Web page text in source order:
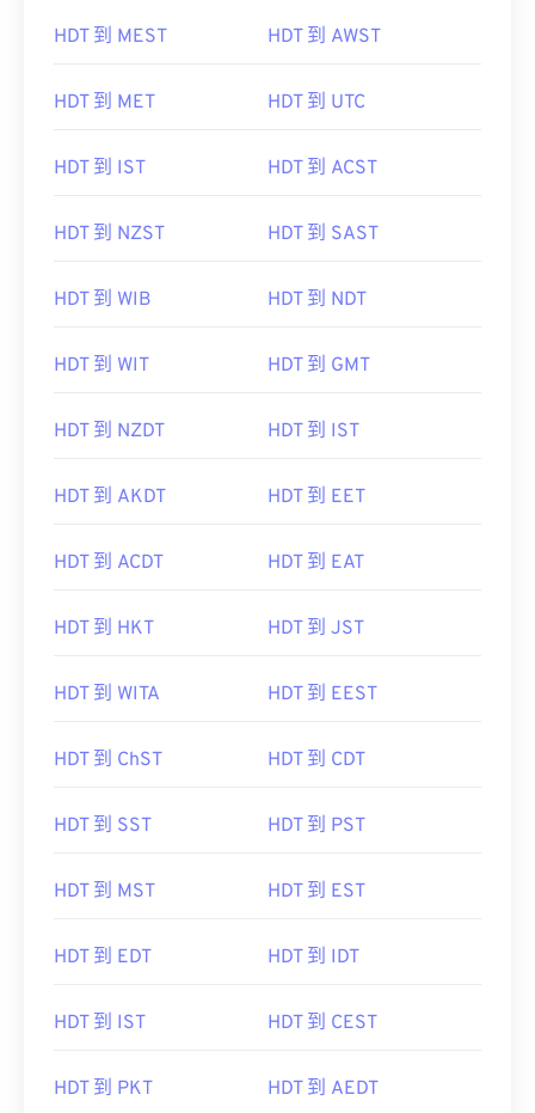
HDT 到 MEST HDT 到 AWST
HDT 到 MET HDT 到 UTC
HDT 到 IST HDT 到 ACST
HDT 到 NZST HDT 到 SAST
HDT 到 WIB HDT 到 NDT
HDT 到 WIT HDT 到 GMT
HDT 到 NZDT HDT 到 IST
HDT 到 AKDT HDT 到 EET
HDT 到 ACDT HDT 到 EAT
HDT 到 HKT HDT 到 JST
HDT 到 WITA HDT 到 EEST
HDT 到 ChST HDT 到 CDT
HDT 到 SST HDT 到 PST
HDT 到 MST HDT 到 EST
HDT 到 EDT HDT 到 IDT
HDT 到 IST HDT 到 CEST
HDT 到 PKT HDT 到 AEDT